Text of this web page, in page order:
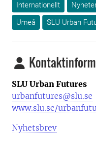
Internationellt
Umeå
SLU Urban
SLU Urban Futures
urbanfutures@slu.se
www.slu.se/
Nyhetsbrev